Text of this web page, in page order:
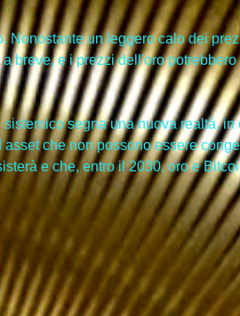
Nonostante un leggero calo dei
breve, e i prezzi dell'oro potrebbero
segna una nuova realtà,
asset che non possono essere
e che, entro il 2030, oro e